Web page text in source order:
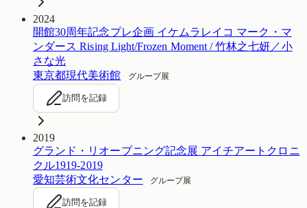
2024
開館30周年記念プレ企画 イケムラレイコ マーク・マ
ンダース Rising Light/Frozen Moment / 竹林之七妍／小
さな光
東京都現代美術館
グループ展
訪問を記録
2019
グランド・リオープニング記念展 アイチアートクロニ
クル1919-2019
愛知芸術文化センター
グループ展
訪問を記録